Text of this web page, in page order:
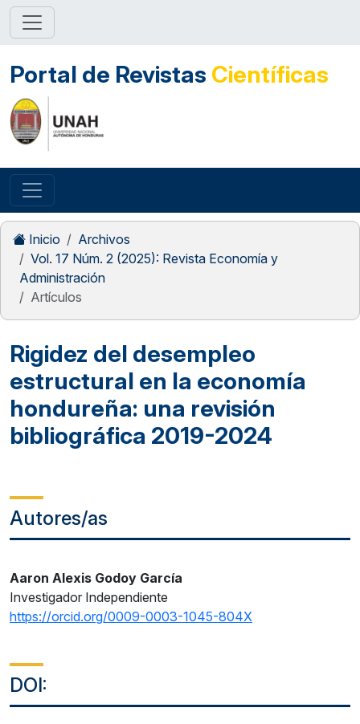
Portal de Revistas Científicas
Inicio
Archivos
Vol. 17 Núm. 2 (2025): Revista Economía y
Administración
Artículos
Rigidez del desempleo
estructural en la economía
hondureña: una revisión
bibliográfica 2019-2024
Autores/as
Aaron Alexis Godoy García
Investigador Independiente
https://orcid.org/0009-0003-1045-804X
DOI: